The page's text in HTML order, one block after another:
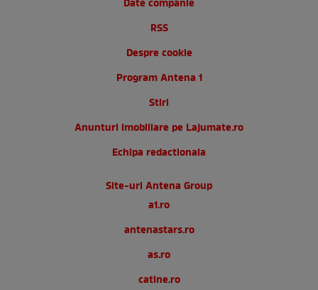
Date companie
RSS
Despre cookie
Program Antena 1
Stiri
Anunturi imobiliare pe Lajumate.ro
Echipa redactionala
Site-uri Antena Group
a1.ro
antenastars.ro
as.ro
catine.ro